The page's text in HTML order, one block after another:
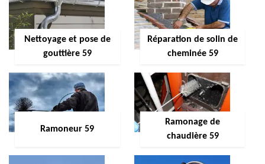
Nettoyage et pose de
gouttière 59
Réparation de solin de
cheminée 59
Ramoneur 59
Ramonage de
chaudière 59